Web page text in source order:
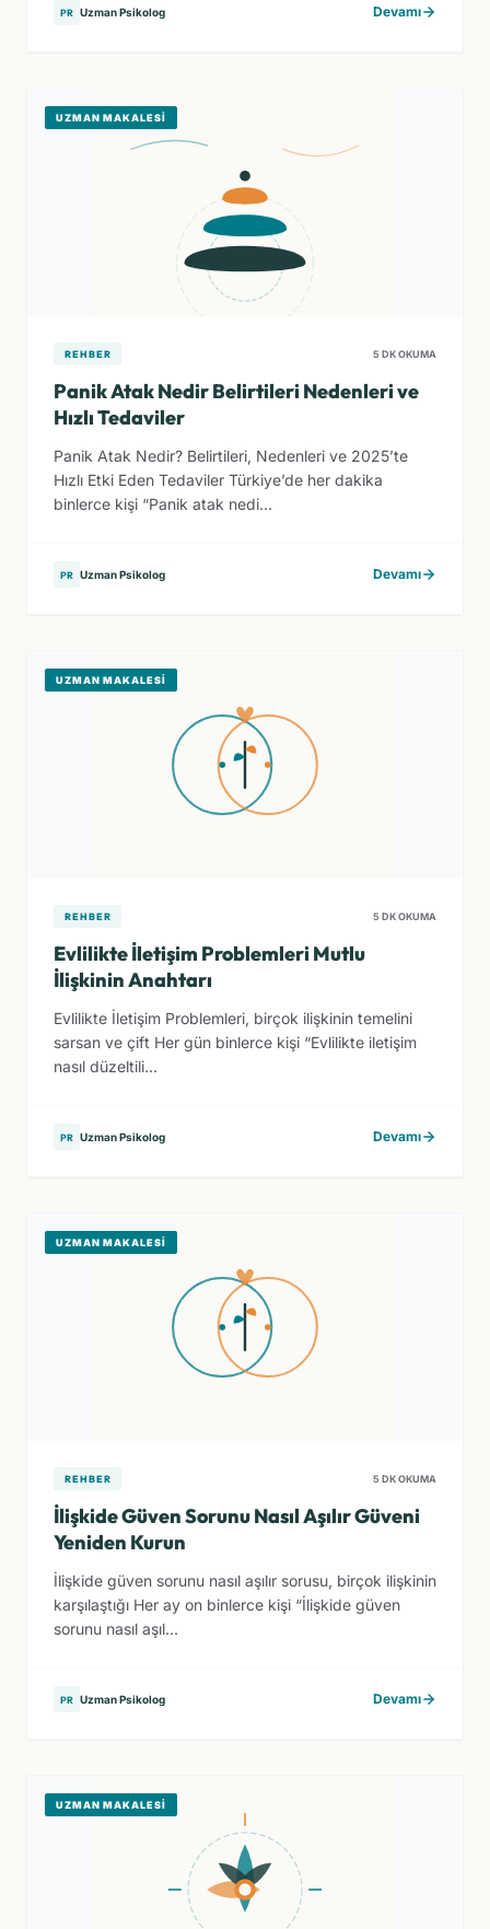
PR Uzman Psikolog Devamı
UZMAN MAKALESI
REHBER 5 DK OKUMA
Panik Atak Nedir Belirtileri Nedenleri ve
Hızlı Tedaviler
Panik Atak Nedir? Belirtileri, Nedenleri ve 2025’te
Hızlı Etki Eden Tedaviler Türkiye’de her dakika
binlerce kişi “Panik atak nedi...
PR Uzman Psikolog Devamı
UZMAN MAKALESI
REHBER 5 DK OKUMA
Evlilikte İletişim Problemleri Mutlu
İlişkinin Anahtarı
Evlilikte İletişim Problemleri, birçok ilişkinin temelini
sarsan ve çift Her gün binlerce kişi “Evlilikte iletişim
nasıl düzeltili...
PR Uzman Psikolog Devamı
UZMAN MAKALESI
REHBER 5 DK OKUMA
İlişkide Güven Sorunu Nasıl Aşılır Güveni
Yeniden Kurun
İlişkide güven sorunu nasıl aşılır sorusu, birçok ilişkinin
karşılaştığı Her ay on binlerce kişi “İlişkide güven
sorunu nasıl aşıl...
PR Uzman Psikolog Devamı
UZMAN MAKALESI